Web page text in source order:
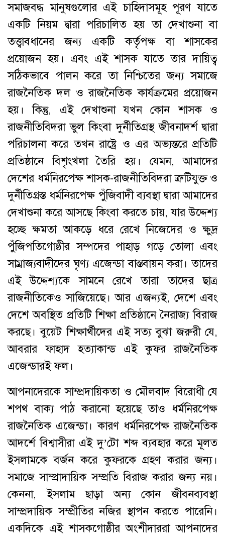
সমাজবদ্ধ মানুষগুলোর এই চাহিদাসমূহ পূরণ যাতে
একটি নিয়ম দ্বারা পরিচালিত হয় তা দেখাশুনা বা
তত্ত্বাবধানের জন্য একটি কর্তৃপক্ষ বা শাসকের
প্রয়োজন হয়। এবং এই শাসক যাতে তার দায়িত্ব
সঠিকভাবে পালন করে তা নিশ্চিতের জন্য সমাজে
রাজনৈতিক দল ও রাজনৈতিক কার্যক্রমের প্রয়োজন
হয়। কিন্তু, এই দেখাশুনা যখন কোন শাসক ও
রাজনীতিবিদরা ভুল কিংবা দুর্নীতিগ্রস্থ জীবনাদর্শ দ্বারা
পরিচালনা করে তখন রাষ্ট্রে ও এর অভ্যন্তরে প্রতিটি
প্রতিষ্ঠানে বিশৃংখলা তৈরি হয়। যেমন, আমাদের
দেশের ধর্মনিরপেক্ষ শাসক-রাজনীতিবিদরা ত্রুটিযুক্ত ও
দুর্নীতিগ্রস্ত ধর্মনিরপেক্ষ পুঁজিবাদী ব্যবস্থা দ্বারা আমাদের
দেখাশুনা করে আসছে কিংবা করতে চায়, যার উদ্দেশ্য
হচ্ছে ক্ষমতা আকড়ে ধরে রেখে নিজেদের ও ক্ষুদ্র
পুঁজিপতিগোষ্ঠীর সম্পদের পাহাড় গড়ে তোলা এবং
সাম্রাজ্যবাদীদের ঘৃণ্য এজেন্ডা বাস্তবায়ন করা। তাদের
এই উদ্দেশ্যকে সামনে রেখে তারা তাদের ছাত্র
রাজনীতিকেও সাজিয়েছে। আর এজন্যই, দেশে এবং
দেশে অবস্থিত প্রতিটি শিক্ষা প্রতিষ্ঠানে নৈরাজ্য বিরাজ
করছে। বুয়েট শিক্ষার্থীদের এই সত্য বুঝা জরুরী যে,
আবরার ফাহাদ হত্যাকান্ড এই কুফর রাজনৈতিক
এজেন্ডারই ফল।
আপনাদেরকে সাম্প্রদায়িকতা ও মৌলবাদ বিরোধী যে
শপথ বাক্য পাঠ করানো হয়েছে তাও ধর্মনিরপেক্ষ
রাজনৈতিক এজেন্ডা। কারণ ধর্মনিরপেক্ষ রাজনৈতিক
আদর্শে বিশ্বাসীরা এই দু’টো শব্দ ব্যবহার করে মূলত
ইসলামকে বর্জন করে কুফরকে গ্রহণ করার জন্য।
সমাজে সাম্প্রাদায়িক সম্প্রতি বিরাজ করার জন্য নয়।
কেননা, ইসলাম ছাড়া অন্য কোন জীবনব্যবস্থা
সাম্প্রদায়িক সম্প্রীতির নজির স্থাপন করতে পারেনি।
একদিকে এই শাসকগোষ্ঠীর অংশীদাররা আপনাদের